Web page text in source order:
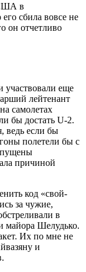
в
сбила вовсе не
он отчетливо
еще
лейтенант
самолетах
бы достать U-2.
ведь если бы
полетели бы с
причиной
код «свой-
за чужие,
в
майора Шелудько.
Их по мне не
и